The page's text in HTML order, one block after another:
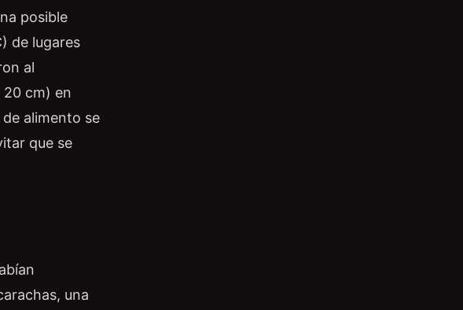
posible
de lugares
al
cm) en
alimento se
que se
una